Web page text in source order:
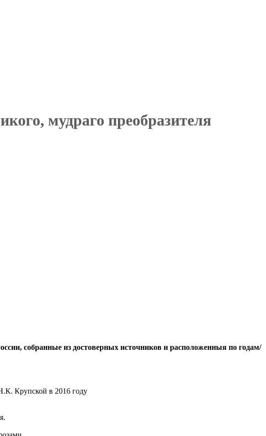
мудраго преобразителя
собранные из достоверных источников и расположенныя по годам/
Крупской в 2016 году